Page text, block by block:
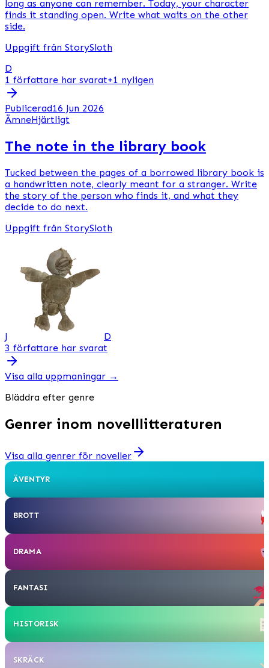
long as anyone can remember. Today, your character
finds it standing open. Write what waits on the other
side.
Uppgift från StorySloth
D
1 författare har svarat+1 nyligen
Publicerad16 Jun 2026
ÄmneHjärtligt
The note in the library book
Tucked between the pages of a borrowed library book is
a handwritten note, clearly meant for a stranger. Write
the story of the person who finds it, and what they
decide to do next.
Uppgift från StorySloth
J
D
3 författare har svarat
Visa alla uppmaningar →
Bläddra efter genre
Genrer inom novelllitteraturen
Visa alla genrer för noveller
ÄVENTYR
BROTT
DRAMA
FANTASI
HISTORISK
SKRÄCK